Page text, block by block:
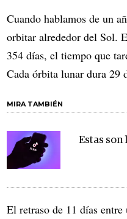
Cuando hablamos de un
orbitar alrededor del Sol.
354 días, el tiempo que
Cada órbita lunar dura 29
MIRA TAMBIÉN
Estas son
El retraso de 11 días